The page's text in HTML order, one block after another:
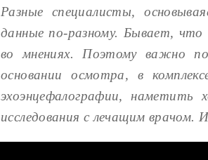
Разные специалисты,
данные по-разному. Бывает, что
во мнениях. Поэтому важно
основании осмотра, в
эхоэнцефалографии, наметить
исследования с лечащим